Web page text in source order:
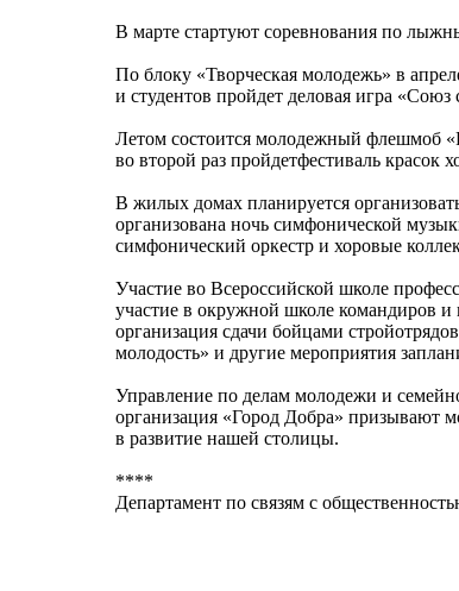
В марте стартуют соревнования по
По блоку «Творческая молодежь» в
и студентов пройдет деловая игра
Летом состоится молодежный флешмоб
во второй раз пройдетфестиваль красок
В жилых домах планируется
организована ночь симфонической
симфонический оркестр и хоровые
Участие во Всероссийской школе
участие в окружной школе командиров и
организация сдачи бойцами
молодость» и другие мероприятия
Управление по делам молодежи и
организация «Город Добра» призывают
в развитие нашей столицы.
****
Департамент по связям с